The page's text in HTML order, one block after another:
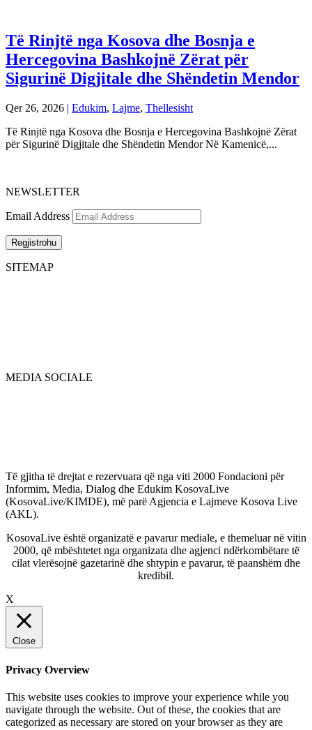
Të Rinjtë nga Kosova dhe Bosnja e
Hercegovina Bashkojnë Zërat për
Sigurinë Digjitale dhe Shëndetin Mendor
Qer 26, 2026 | Edukim, Lajme, Thellesisht
Të Rinjtë nga Kosova dhe Bosnja e Hercegovina Bashkojnë Zërat
për Sigurinë Digjitale dhe Shëndetin Mendor Në Kamenicë,...
NEWSLETTER
Email Address
Regjistrohu
SITEMAP
MEDIA SOCIALE
Të gjitha të drejtat e rezervuara që nga viti 2000 Fondacioni për
Informim, Media, Dialog dhe Edukim KosovaLive
(KosovaLive/KIMDE), më parë Agjencia e Lajmeve Kosova Live
(AKL).
KosovaLive është organizatë e pavarur mediale, e themeluar në vitin
2000, që mbështetet nga organizata dhe agjenci ndërkombëtare të
cilat vlerësojnë gazetarinë dhe shtypin e pavarur, të paanshëm dhe
kredibil.
X
Close
Privacy Overview
This website uses cookies to improve your experience while you
navigate through the website. Out of these, the cookies that are
categorized as necessary are stored on your browser as they are